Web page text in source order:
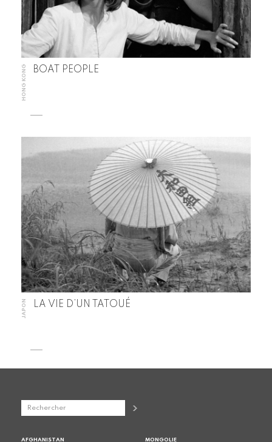
HONG KONG BOAT PEOPLE
JAPON LA VIE D’UN TATOUÉ
AFGHANISTAN MONGOLIE